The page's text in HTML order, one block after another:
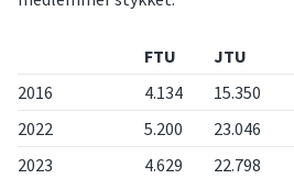
FTU JTU
2016
4.134 15.350
2022
5.200 23.046
2023
4.629 22.798